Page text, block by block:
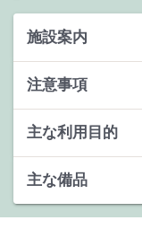
施設案内
注意事項
主な利用目的
主な備品